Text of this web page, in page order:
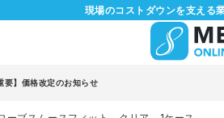
現場のコストダウンを支える
要】価格改定のお知らせ